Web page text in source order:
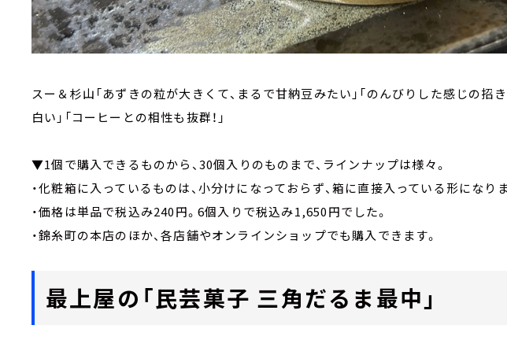
スー＆杉山「あずきの粒が大きくて、まるで甘納豆みたい」「のんびりした感じの招
白い」「コーヒーとの相性も抜群！」
▼1個で購入できるものから、30個入りのものまで、ラインナップは様々。
・化粧箱に入っているものは、小分けになっておらず、箱に直接入っている形になりま
・価格は単品で税込み240円。6個入りで税込み1,650円でした。
・錦糸町の本店のほか、各店舗やオンラインショップでも購入できます。
最上屋の「民芸菓子 三角だるま最中」